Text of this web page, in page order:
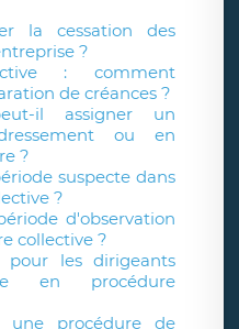
la cessation des
?
: comment
de créances ?
il assigner un
ou en
?
suspecte dans
?
d'observation
collective ?
pour les dirigeants
en procédure
une procédure de